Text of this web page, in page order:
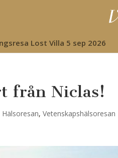
Lost Villa 5 sep 2026
från Niclas!
Hälsoresan,Vetenskapshälsoresan